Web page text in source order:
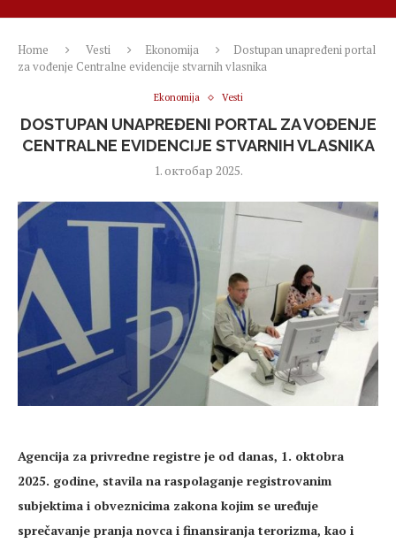
Home Vesti Ekonomija
Dostupan unapređeni portal
za vođenje Centralne evidencije stvarnih vlasnika
Ekonomija Vesti
DOSTUPAN UNAPREĐENI PORTAL ZA VOĐENJE
CENTRALNE EVIDENCIJE STVARNIH VLASNIKA
1. октобар 2025.
Agencija za privredne registre je od danas, 1. oktobra
2025. godine, stavila na raspolaganje registrovanim
subjektima i obveznicima zakona kojim se uređuje
sprečavanje pranja novca i finansiranja terorizma, kao i